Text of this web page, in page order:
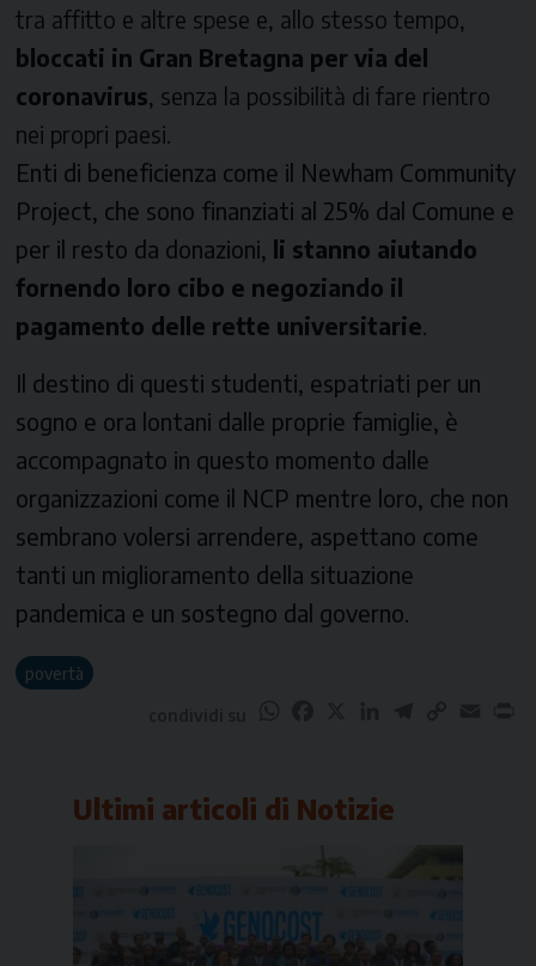
tra affitto e altre spese e, allo stesso tempo,
bloccati in Gran Bretagna per via del
coronavirus , senza la possibilità di fare rientro
nei propri paesi.
Enti di beneficienza come il Newham Community
Project , che sono finanziati al 25% dal Comune e
per il resto da donazioni, li stanno aiutando
fornendo loro cibo e negoziando il
pagamento delle rette universitarie
Il destino di questi studenti, espatriati per un
sogno e ora lontani dalle proprie famiglie, è
accompagnato in questo momento dalle
organizzazioni come il NCP mentre loro, che non
sembrano volersi arrendere, aspettano come
tanti un miglioramento della situazione
pandemica e un sostegno dal governo.
povertà
Ultimi articoli di Notizie